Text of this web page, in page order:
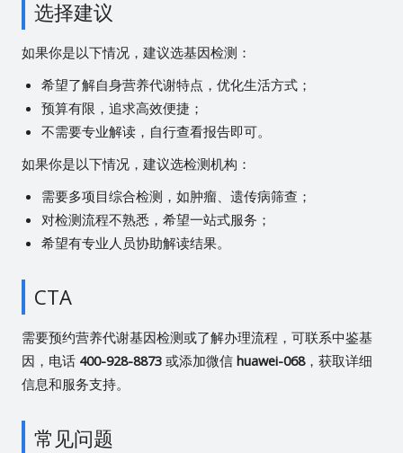
选择建议
如果你是以下情况，建议选基因检测：
希望了解自身营养代谢特点，优化生活方式；
预算有限，追求高效便捷；
不需要专业解读，自行查看报告即可。
如果你是以下情况，建议选检测机构：
需要多项目综合检测，如肿瘤、遗传病筛查；
对检测流程不熟悉，希望一站式服务；
希望有专业人员协助解读结果。
CTA
需要预约营养代谢基因检测或了解办理流程，可联系中鉴基
因，电话 400-928-8873或添加微信 huawei-068，获取详细
信息和服务支持。
常见问题